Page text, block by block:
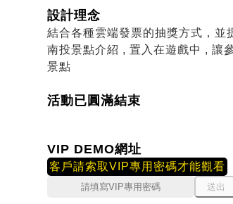
設計理念
結合各種雲端發票的抽獎方式，並
南投景點介紹 , 置入在遊戲中 , 讓
景點
活動已圓滿結束
VIP DEMO網址
客戶請索取VIP專用密碼才能觀看
送出